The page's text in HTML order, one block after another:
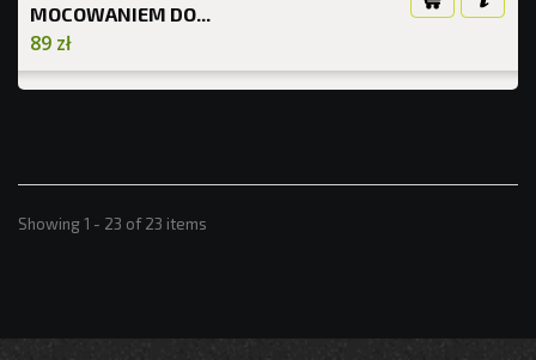
MOCOWANIEM DO...
89 zł
Showing 1 - 23 of 23 items